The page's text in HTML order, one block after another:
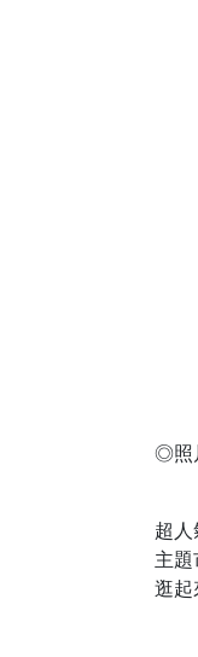
◎照
超人
主
逛起